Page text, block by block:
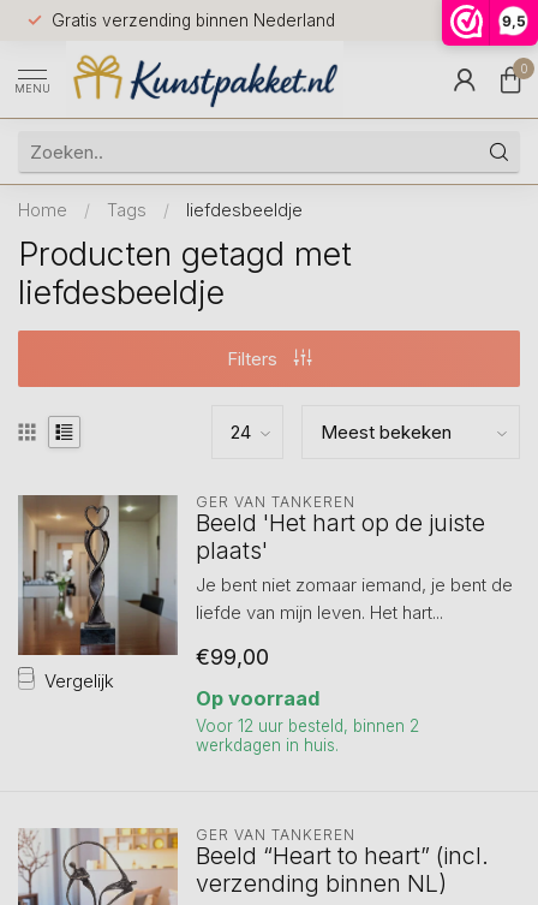
9,5
Gratis verzending binnen Nederland
Voor
huis
9.5
MENU
0
Home / Tags / liefdesbeeldje
Producten getagd met
liefdesbeeldje
Filters
Vergelijk
GER VAN TANKEREN
Beeld 'Het hart op de juiste
plaats'
Je bent niet zomaar iemand, je bent de
liefde van mijn leven. Het hart...
€99,00
Op voorraad
Voor 12 uur besteld, binnen 2
werkdagen in huis.
GER VAN TANKEREN
Beeld “Heart to heart” (incl.
verzending binnen NL)